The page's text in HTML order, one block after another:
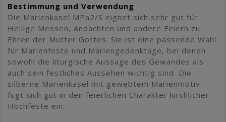
Bestimmung und Verwendung
Die Marienkasel MPa2/S eignet sich sehr gut für
Heilige Messen, Andachten und andere Feiern zu
Ehren der Mutter Gottes. Sie ist eine passende Wahl
für Marienfeste und Mariengedenktage, bei denen
sowohl die liturgische Aussage des Gewandes als
auch sein festliches Aussehen wichtig sind. Die
silberne Marienkasel mit gewebtem Marienmotiv
fügt sich gut in den feierlichen Charakter kirchlicher
Hochfeste ein.